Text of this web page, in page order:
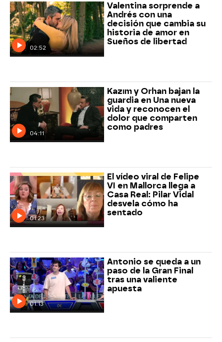
02:52
Valentina sorprende a
Andrés con una
decisión que cambia su
historia de amor en
Sueños de libertad
04:11
Kazım y Orhan bajan la
guardia en Una nueva
vida y reconocen el
dolor que comparten
como padres
01:23
El vídeo viral de Felipe
VI en Mallorca llega a
Casa Real: Pilar Vidal
desvela cómo ha
sentado
01:13
Antonio se queda a un
paso de la Gran Final
tras una valiente
apuesta